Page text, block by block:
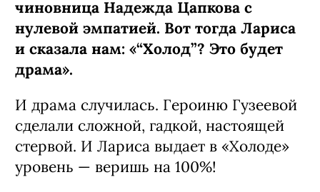
чиновница Надежда Цапкова с
нулевой эмпатией. Вот тогда Лариса
и сказала нам: «“Холод”? Это будет
драма».
И драма случилась. Героиню Гузеевой
сделали сложной, гадкой, настоящей
стервой. И Лариса выдает в «Холоде»
уровень — веришь на 100%!